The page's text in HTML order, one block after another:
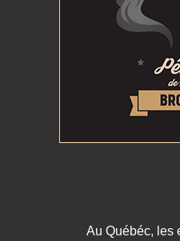
Au Québéc, les